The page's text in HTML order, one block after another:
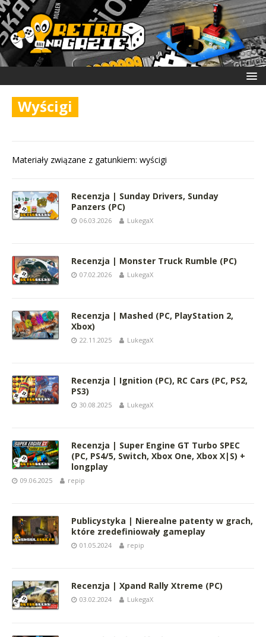
Wyścigi
Materiały związane z gatunkiem: wyścigi
Recenzja | Sunday Drivers, Sunday
Panzers (PC)
06.03.2026 LukegaX
Recenzja | Monster Truck Rumble (PC)
07.02.2026 LukegaX
Recenzja | Mashed (PC, PlayStation 2,
Xbox)
22.11.2025 LukegaX
Recenzja | Ignition (PC), RC Cars (PC, PS2,
PS3)
30.08.2025 LukegaX
Recenzja | Super Engine GT Turbo SPEC
(PC, PS4/5, Switch, Xbox One, Xbox X|S) +
longplay
09.06.2025 repip
Publicystyka | Nierealne patenty w grach,
które zredefiniowały gameplay
01.05.2024 repip
Recenzja | Xpand Rally Xtreme (PC)
03.02.2024 LukegaX